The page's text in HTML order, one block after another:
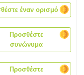
έναν ορισμό
Προσθέστε
συνώνυμα
Προσθέστε